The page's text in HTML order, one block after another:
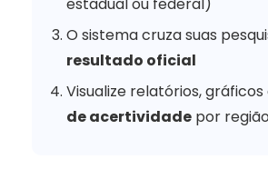
estadual ou federal)
O sistema cruza suas
resultado oficial
Visualize relatórios, gráficos
de acertividade por região